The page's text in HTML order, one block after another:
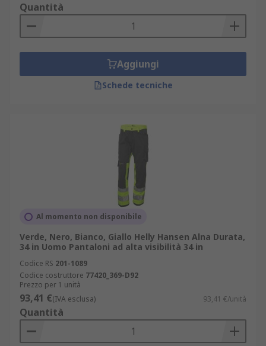
Quantità
Aggiungi
Schede tecniche
Al momento non disponibile
Verde, Nero, Bianco, Giallo Helly Hansen Alna Durata,
34 in Uomo Pantaloni ad alta visibilità 34 in
Codice RS 201-1089
Codice costruttore 77420_369-D92
Prezzo per 1 unità
93,41 €(IVA esclusa) 93,41 €/unità
Quantità